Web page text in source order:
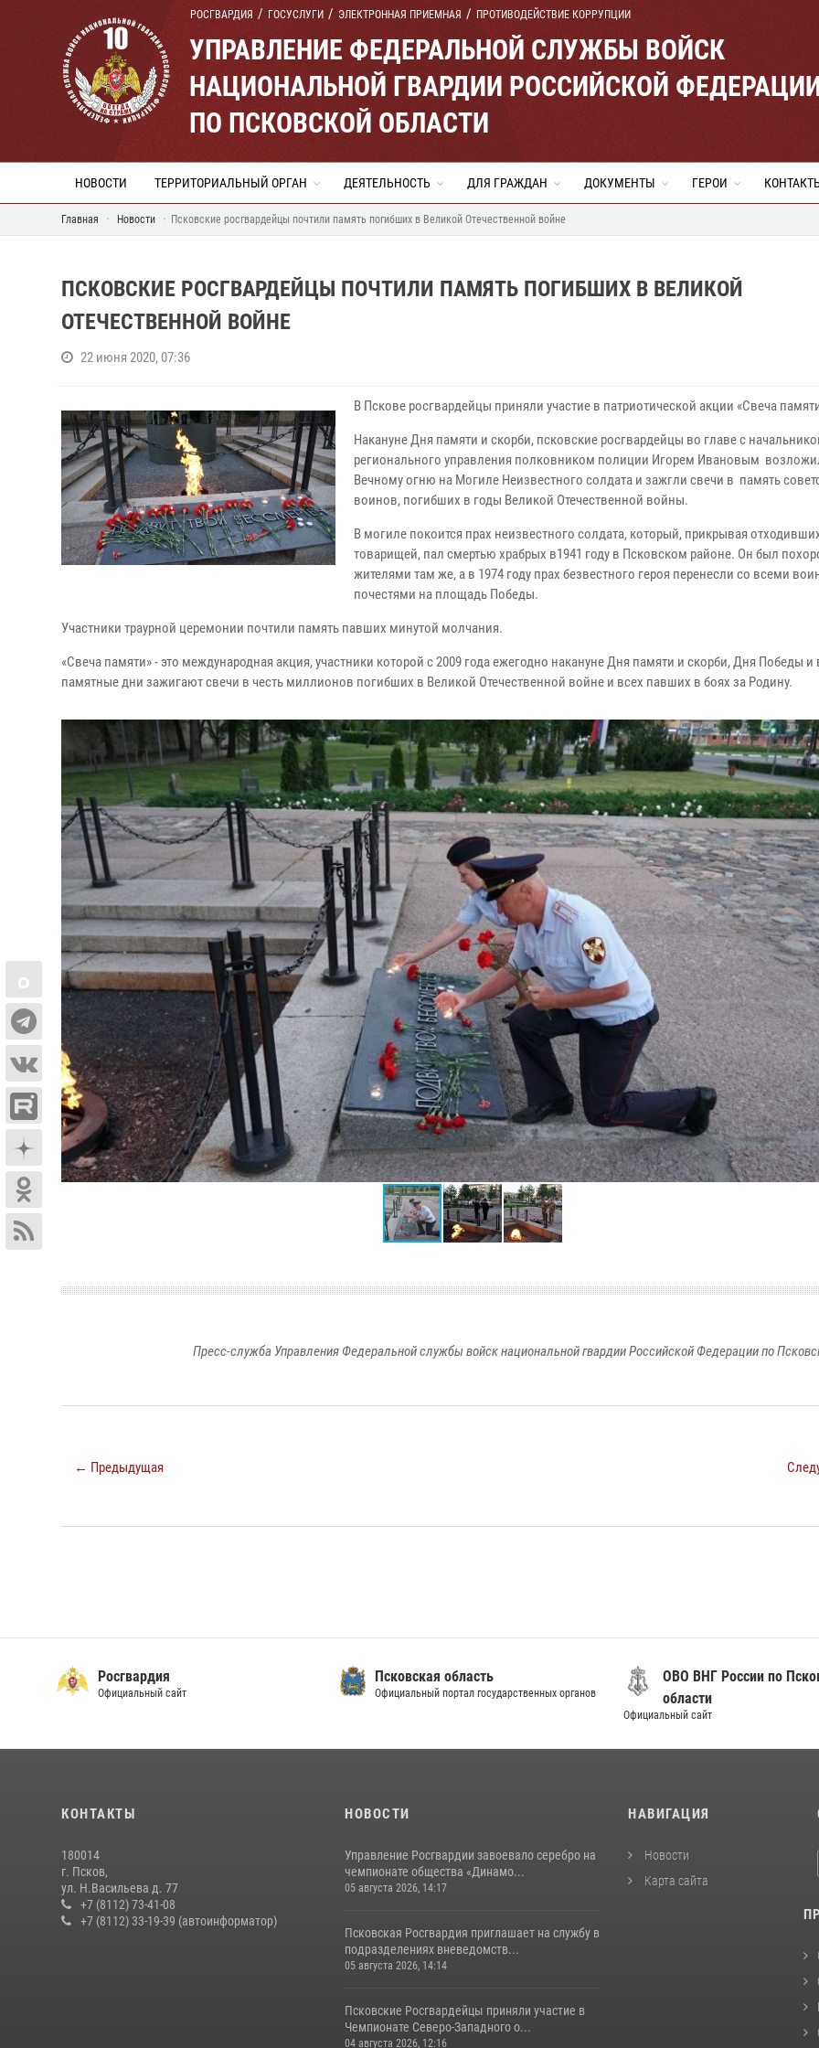
РОСГВАРДИЯ ГОСУСЛУГИ ЭЛЕКТРОННАЯ ПРИЕМНАЯ ПРОТИВОДЕЙСТВИЕ КОРРУПЦИИ
УПРАВЛЕНИЕ ФЕДЕРАЛЬНОЙ СЛУЖБЫ ВОЙСК
НАЦИОНАЛЬНОЙ ГВАРДИИ РОССИЙСКОЙ
ПО ПСКОВСКОЙ ОБЛАСТИ
НОВОСТИ ТЕРРИТОРИАЛЬНЫЙ ОРГАН ДЕЯТЕЛЬНОСТЬ ДЛЯ ГРАЖДАН ДОКУМЕНТЫ ГЕРОИ
Главная Новости Псковские росгвардейцы почтили память погибших в Великой Отечественной войне
ПСКОВСКИЕ РОСГВАРДЕЙЦЫ ПОЧТИЛИ ПАМЯТЬ ПОГИБШИХ В ВЕЛИКОЙ
ОТЕЧЕСТВЕННОЙ ВОЙНЕ
22 июня 2020, 07:36
В Пскове росгвардейцы приняли участие в патриотической акции «Свеча
Накануне Дня памяти и скорби, псковские росгвардейцы во главе с
регионального управления полковником полиции Игорем Ивановым
Вечному огню на Могиле Неизвестного солдата и зажгли свечи в память
воинов, погибших в годы Великой Отечественной войны.
В могиле покоится прах неизвестного солдата, который, прикрывая
товарищей, пал смертью храбрых в1941 году в Псковском районе. Он был
жителями там же, а в 1974 году прах безвестного героя перенесли со всеми
почестями на площадь Победы.
Участники траурной церемонии почтили память павших минутой молчания.
«Свеча памяти» - это международная акция, участники которой с 2009 года ежегодно накануне Дня памяти и скорби, Дня Победы и
памятные дни зажигают свечи в честь миллионов погибших в Великой Отечественной войне и всех павших в боях за Родину.
Пресс-служба Управления Федеральной службы войск национальной гвардии Российской Федерации по
← Предыдущая
Росгвардия
Официальный сайт
Псковская область
Официальный портал государственных органов
ОВО ВНГ России по
области
Официальный сайт
КОНТАКТЫ
180014
г. Псков,
ул. Н.Васильева д. 77
+7 (8112) 73-41-08
+7 (8112) 33-19-39 (автоинформатор)
НОВОСТИ
Управление Росгвардии завоевало серебро на
чемпионате общества «Динамо...
05 августа 2026, 14:17
Псковская Росгвардия приглашает на службу в
подразделениях вневедомств...
05 августа 2026, 14:14
Псковские Росгвардейцы приняли участие в
Чемпионате Северо-Западного о...
04 августа 2026, 12:16
НАВИГАЦИЯ
Новости
Карта сайта